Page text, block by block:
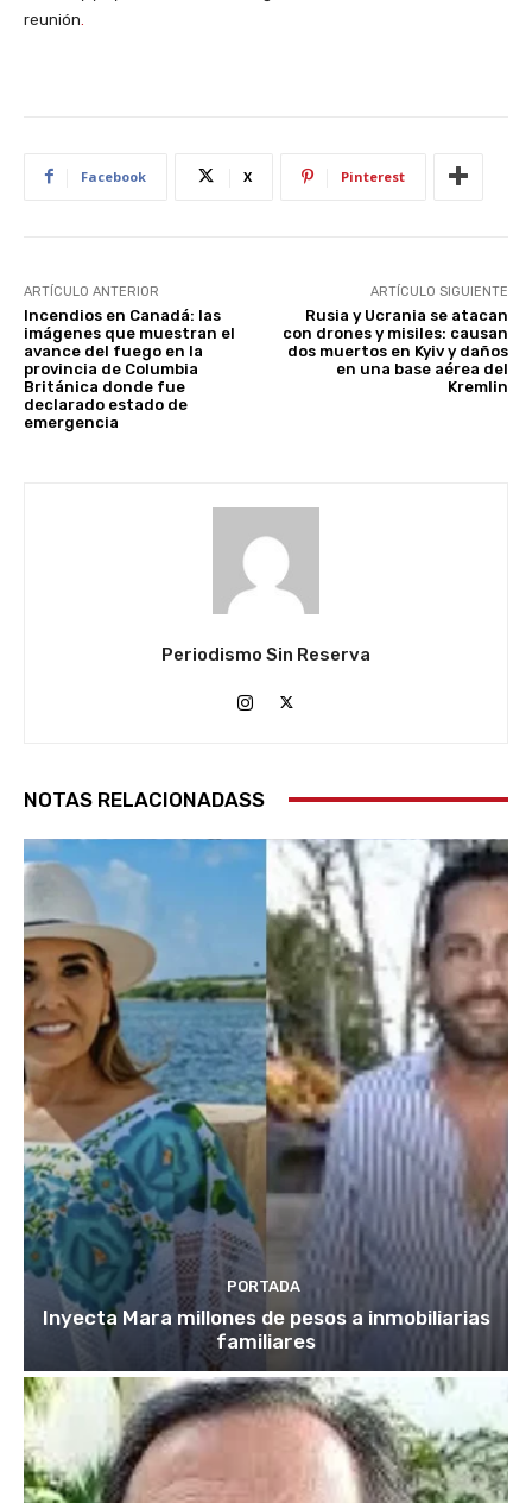
reunión
Facebook X Pinterest
ARTÍCULO ANTERIOR
Incendios en Canadá: las
imágenes que muestran el
avance del fuego en la
provincia de Columbia
Británica donde fue
declarado estado de
emergencia
ARTÍCULO SIGUIENTE
Rusia y Ucrania se atacan
con drones y misiles: causan
dos muertos en Kyiv y daños
en una base aérea del
Kremlin
Periodismo Sin Reserva
NOTAS RELACIONADASS
PORTADA
Inyecta Mara millones de pesos a inmobiliarias
familiares